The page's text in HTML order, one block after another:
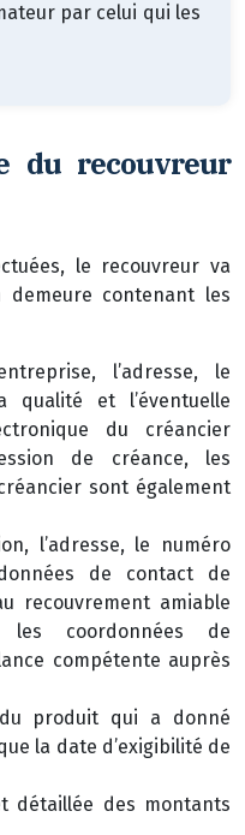
par celui qui les
du recouvreur
le recouvreur va
contenant les
l’adresse, le
qualité et l’éventuelle
du créancier
de créance, les
sont également
l’adresse, le numéro
de contact de
recouvrement amiable
coordonnées de
compétente auprès
produit qui a donné
la date d’exigibilité de
détaillée des montants